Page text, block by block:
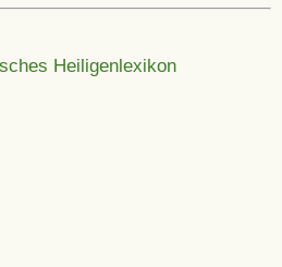
Heiligenlexikon